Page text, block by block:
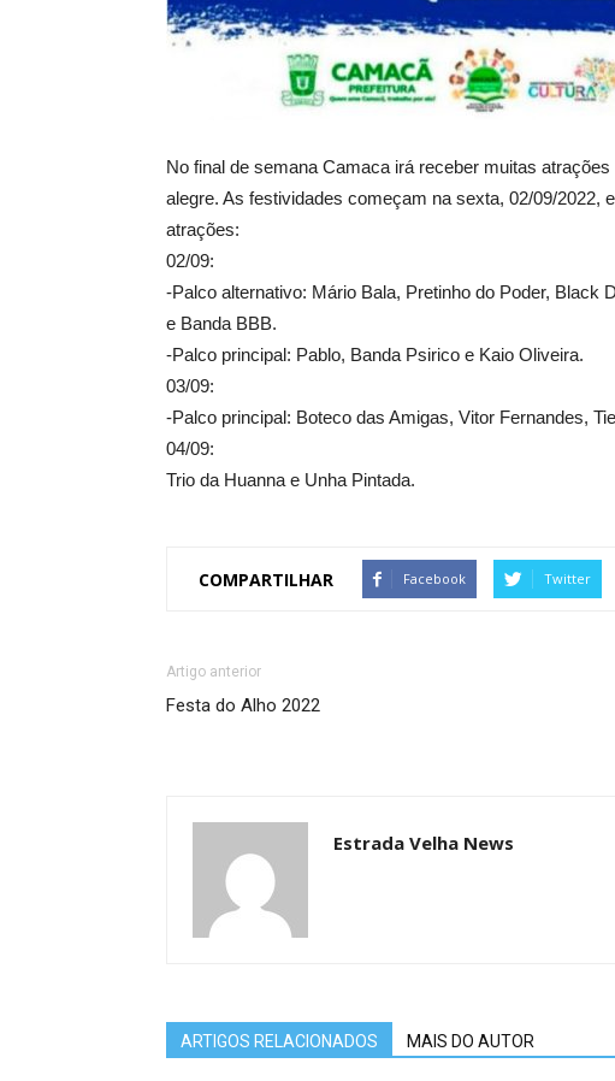
No final de semana Camaca irá receber muitas
alegre. As festividades começam na sexta, 02/09/2022,
atrações:
02/09:
-Palco alternativo: Mário Bala, Pretinho do Poder, Black
e Banda BBB.
-Palco principal: Pablo, Banda Psirico e Kaio Oliveira.
03/09:
-Palco principal: Boteco das Amigas, Vitor Fernandes,
04/09:
Trio da Huanna e Unha Pintada.
COMPARTILHAR Facebook Twitter
Artigo anterior
Festa do Alho 2022
Estrada Velha News
ARTIGOS RELACIONADOS MAIS DO AUTOR